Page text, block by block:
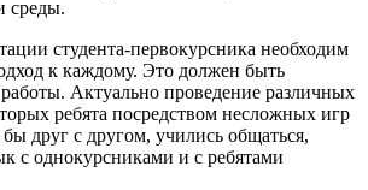
среды.
студента-первокурсника необходим
к каждому. Это должен быть
Актуально проведение различных
ребята посредством несложных игр
друг с другом, учились общаться,
с однокурсниками и с ребятами